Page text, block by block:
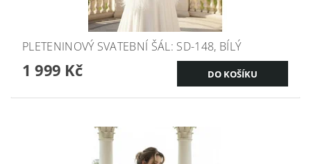
PLETENINOVÝ SVATEBNÍ ŠÁL: SD-148, BÍLÝ
1 999 Kč